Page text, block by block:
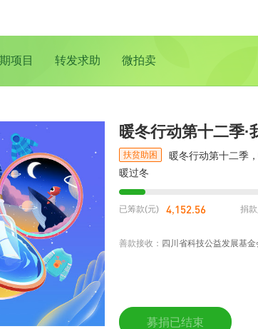
项目 转发求助 微拍卖
暖冬行动第十二季·
扶贫助困
暖冬行动第十二季
暖过冬
已筹款(元) 4,152.56 捐
善款接收： 四川省科技公益发展基金
募捐已结束